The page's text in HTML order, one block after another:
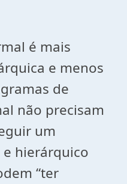
é mais
e menos
de
não precisam
um
hierárquico
“ter